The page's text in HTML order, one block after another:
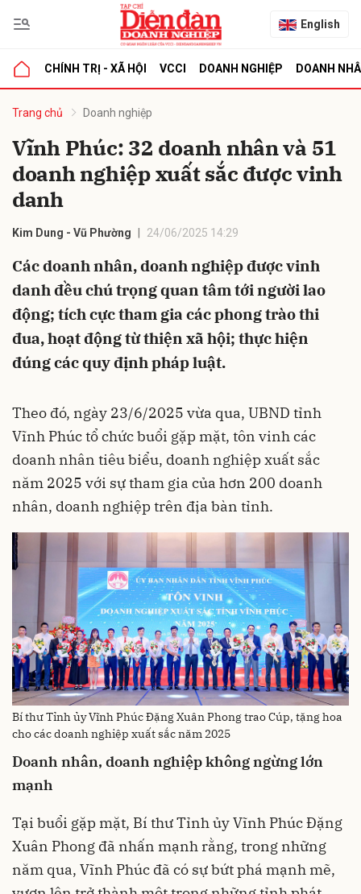
English
CHÍNH TRỊ - XÃ HỘI VCCI DOANH NGHIỆP DOANH
Trang chủ Doanh nghiệp
Vĩnh Phúc: 32 doanh nhân và 51
doanh nghiệp xuất sắc được vinh
danh
Kim Dung - Vũ Phường 24/06/2025 14:29
Các doanh nhân, doanh nghiệp được vinh
danh đều chú trọng quan tâm tới người lao
động; tích cực tham gia các phong trào thi
đua, hoạt động từ thiện xã hội; thực hiện
đúng các quy định pháp luật.
Theo đó, ngày 23/6/2025 vừa qua, UBND tỉnh
Vĩnh Phúc tổ chức buổi gặp mặt, tôn vinh các
doanh nhân tiêu biểu, doanh nghiệp xuất sắc
năm 2025 với sự tham gia của hơn 200 doanh
nhân, doanh nghiệp trên địa bàn tỉnh.
Bí thư Tỉnh ủy Vĩnh Phúc Đặng Xuân Phong trao Cúp, tặng hoa
cho các doanh nghiệp xuất sắc năm 2025
Doanh nhân, doanh nghiệp không ngừng lớn
mạnh
Tại buổi gặp mặt, Bí thư Tỉnh ủy Vĩnh Phúc Đặng
Xuân Phong đã nhấn mạnh rằng, trong những
năm qua, Vĩnh Phúc đã có sự bứt phá mạnh mẽ,
luận
Hủy